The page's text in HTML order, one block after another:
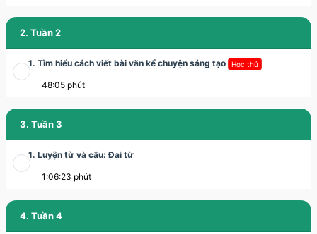
2. Tuần 2
1. Tìm hiểu cách viết bài văn kể chuyện sáng tạo Học thử
48:05 phút
3. Tuần 3
1. Luyện từ và câu: Đại từ
1:06:23 phút
4. Tuần 4